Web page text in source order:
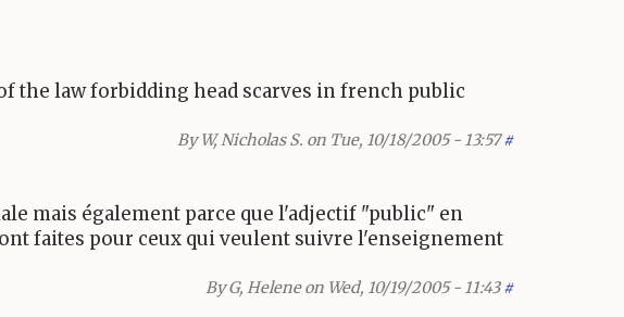
the law forbidding head scarves in french public
ByW, Nicholas S. on Tue, 10/18/2005 - 13:57 #
mais également parce que l'adjectif "public" en
faites pour ceux qui veulent suivre l'enseignement
ByG, Heleneon Wed, 10/19/2005 - 11:43 #